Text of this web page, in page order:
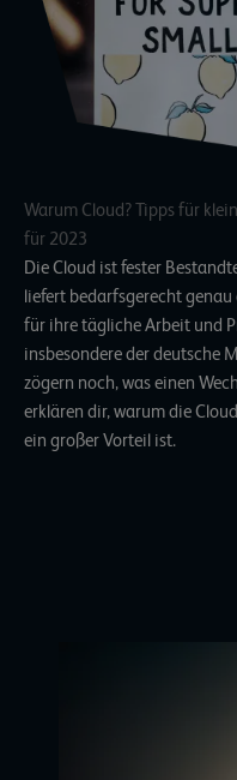
Warum Cloud? Tipps für
für 2023
Die Cloud ist fester
liefert bedarfsgerecht genau
für ihre tägliche Arbeit und
insbesondere der deutsche
zögern noch, was einen
erklären dir, warum die
ein großer Vorteil ist.